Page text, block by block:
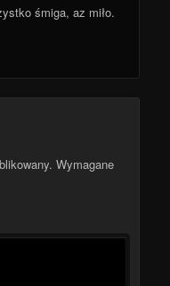
śmiga, az miło.
Wymagane